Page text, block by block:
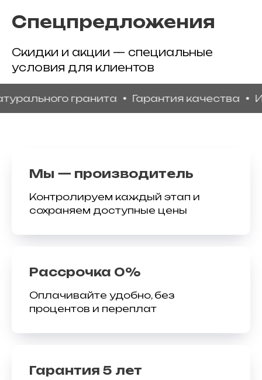
Спецпредложения
Скидки и акции — специальные
условия для клиентов
гранита Гарантия качества
Мы — производитель
Контролируем каждый этап и
сохраняем доступные цены
Рассрочка 0%
Оплачивайте удобно, без
процентов и переплат
Гарантия 5 лет